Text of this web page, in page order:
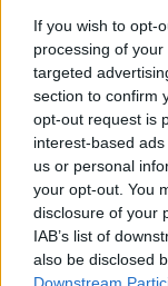
If you wish to opt-
processing of
targeted
section to confirm
opt-out request is
interest-based
us or personal
your opt-out. You
disclosure of your
IAB’s list of
also be disclosed